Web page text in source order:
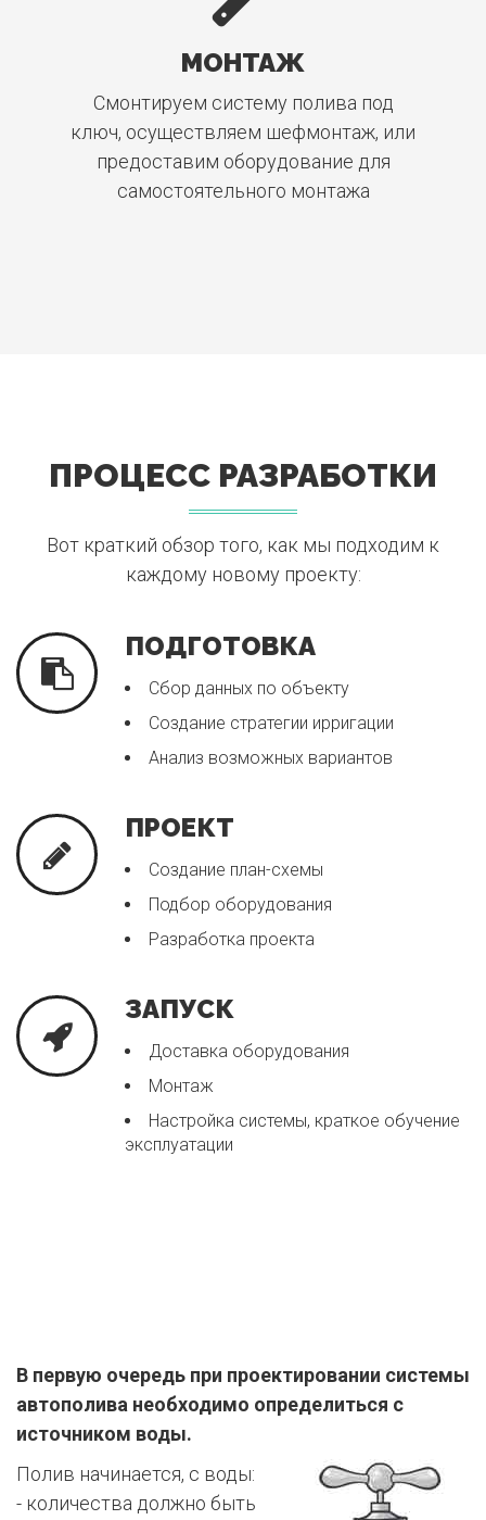
МОНТАЖ
Смонтируем систему полива под
ключ, осуществляем шефмонтаж, или
предоставим оборудование для
самостоятельного монтажа
ПРОЦЕСС РАЗРАБОТКИ
Вот краткий обзор того, как мы подходим к
каждому новому проекту:
ПОДГОТОВКА
Сбор данных по объекту
Создание стратегии ирригации
Анализ возможных вариантов
ПРОЕКТ
Создание план-схемы
Подбор оборудования
Разработка проекта
ЗАПУСК
Доставка оборудования
Монтаж
Настройка системы, краткое обучение
эксплуатации
В первую очередь при проектировании системы
автополива необходимо определиться с
источником воды.
Полив начинается, с воды:
- количества должно быть